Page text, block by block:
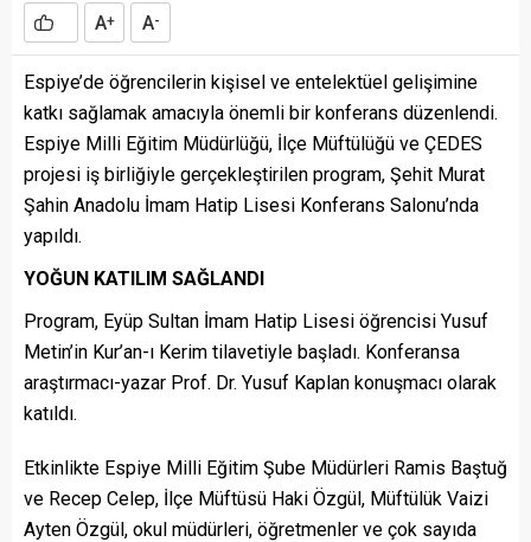
A+ A-
Espiye’de öğrencilerin kişisel ve entelektüel gelişimine
katkı sağlamak amacıyla önemli bir konferans düzenlendi.
Espiye Milli Eğitim Müdürlüğü, İlçe Müftülüğü ve ÇEDES
projesi iş birliğiyle gerçekleştirilen program, Şehit Murat
Şahin Anadolu İmam Hatip Lisesi Konferans Salonu’nda
yapıldı.
YOĞUN KATILIM SAĞLANDI
Program, Eyüp Sultan İmam Hatip Lisesi öğrencisi Yusuf
Metin’in Kur’an-ı Kerim tilavetiyle başladı. Konferansa
araştırmacı-yazar Prof. Dr. Yusuf Kaplan konuşmacı olarak
katıldı.
Etkinlikte Espiye Milli Eğitim Şube Müdürleri Ramis Baştuğ
ve Recep Celep, İlçe Müftüsü Haki Özgül, Müftülük Vaizi
Ayten Özgül, okul müdürleri, öğretmenler ve çok sayıda